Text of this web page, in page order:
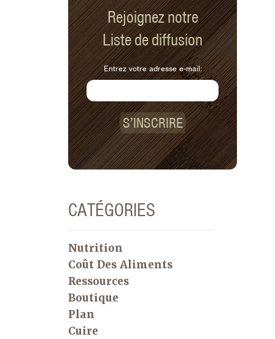
Rejoignez notre
Liste de diffusion
Entrez votre adresse e-mail:
S’INSCRIRE
CATÉGORIES
Nutrition
Coût Des Aliments
Ressources
Boutique
Plan
Cuire